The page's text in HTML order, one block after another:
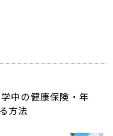
中の健康保険・年
方法